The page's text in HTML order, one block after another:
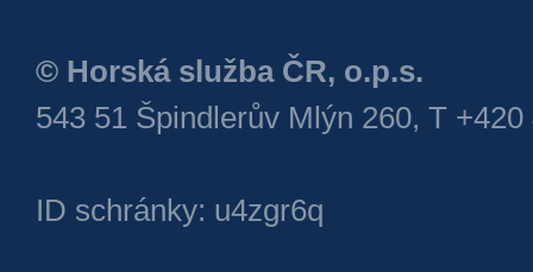
© Horská služba ČR, o.p.s.
543 51 Špindlerův Mlýn 260, T +420
ID schránky: u4zgr6q